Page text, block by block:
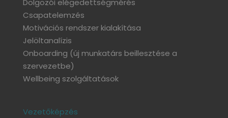
Dolgozói elégedettségmérés
Csapatelemzés
Motivációs rendszer kialakítása
Jelöltanalízis
Onboarding (új munkatárs beillesztése a
szervezetbe)
Wellbeing szolgáltatások
Vezetőképzés